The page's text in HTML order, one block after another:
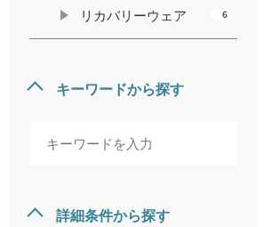
リカバリーウェア 6
キーワードから探す
詳細条件から探す